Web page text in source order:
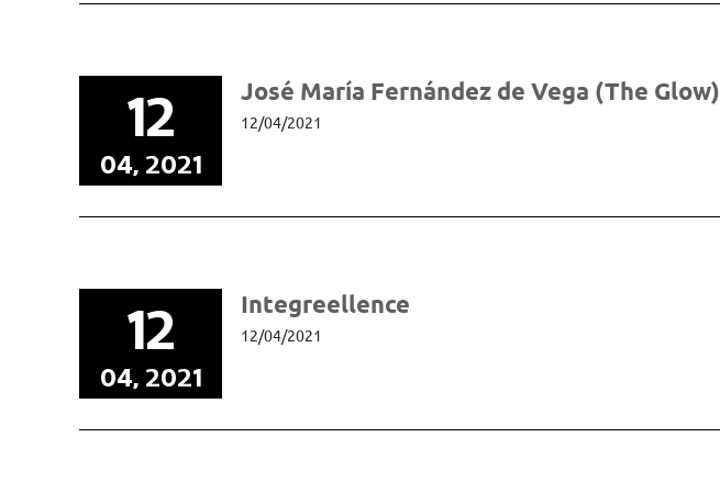
12
04, 2021
José María Fernández de Vega (The Glow)
12/04/2021
12
04, 2021
Integreellence
12/04/2021